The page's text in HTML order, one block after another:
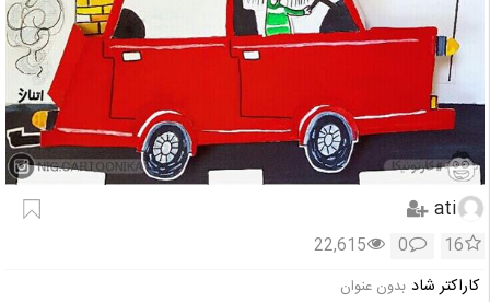
ati
16
0
22,615
کاراکتر شاد بدون عنوان